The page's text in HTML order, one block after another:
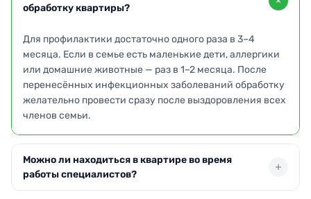
обработку квартиры?
Для профилактики достаточно одного раза в 3–4
месяца. Если в семье есть маленькие дети, аллергики
или домашние животные — раз в 1–2 месяца. После
перенесённых инфекционных заболеваний обработку
желательно провести сразу после выздоровления всех
членов семьи.
Можно ли находиться в квартире во время
работы специалистов?